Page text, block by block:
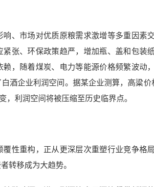
、市场对优质原粮需求激增等多重因素
张、环保政策趋严，增加瓶、盖和包装
，随着煤炭、电力等能源价格频繁波动
酒企业利润空间。据某企业测算，高粱价
，利润空间将被压缩至历史临界点。
性重构，正从更深层次重塑行业竞争格
转移成为大趋势。